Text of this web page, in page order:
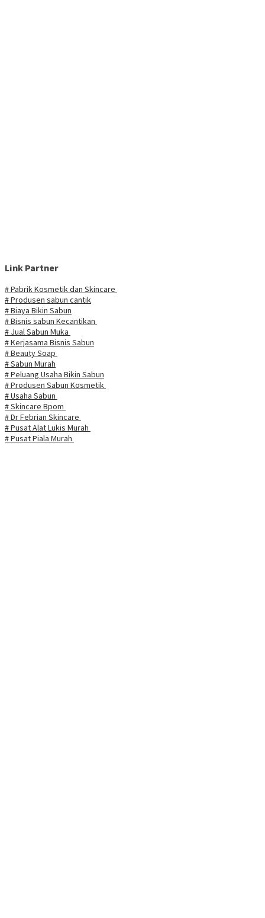
Link Partner
# Pabrik Kosmetik dan Skincare
# Produsen sabun cantik
# Biaya Bikin Sabun
# Bisnis sabun Kecantikan
# Jual Sabun Muka
# Kerjasama Bisnis Sabun
# Beauty Soap
# Sabun Murah
# Peluang Usaha Bikin Sabun
# Produsen Sabun Kosmetik
# Usaha Sabun
# Skincare Bpom
# Dr Febrian Skincare
# Pusat Alat Lukis Murah
# Pusat Piala Murah